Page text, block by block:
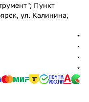
Пункт
ул. Калинина,